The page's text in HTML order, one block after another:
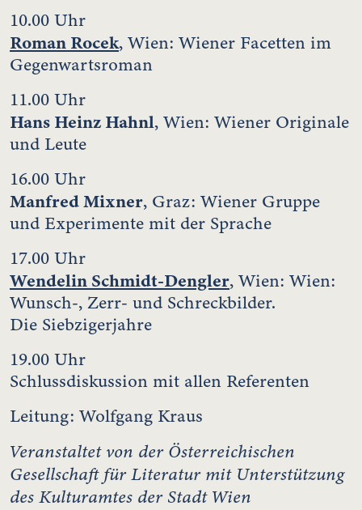
10.00 Uhr
Roman Rocek, Wien: Wiener Facetten im
Gegenwartsroman
11.00 Uhr
Hans Heinz Hahnl, Wien: Wiener Originale
und Leute
16.00 Uhr
Manfred Mixner, Graz: Wiener Gruppe
und Experimente mit der Sprache
17.00 Uhr
Wendelin Schmidt-Dengler, Wien: Wien:
Wunsch-, Zerr- und Schreckbilder.
Die Siebzigerjahre
19.00 Uhr
Schlussdiskussion mit allen Referenten
Leitung: Wolfgang Kraus
Veranstaltet von der Österreichischen
Gesellschaft für Literatur mit Unterstützung
des Kulturamtes der Stadt Wien